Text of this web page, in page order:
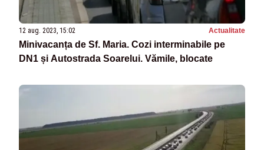
12 aug. 2023, 15:02 Actualitate
Minivacanța de Sf. Maria. Cozi interminabile pe
DN1 și Autostrada Soarelui. Vămile, blocate